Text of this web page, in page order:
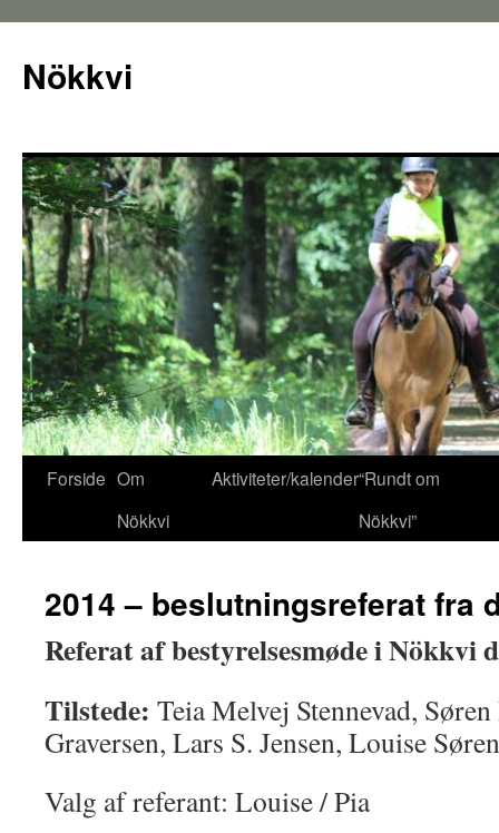
Nökkvi
Forside Om
Nökkvi
Aktiviteter/kalender“Rundt om
Nökkvi”
2014 – beslutningsreferat fra
Referat af bestyrelsesmøde i Nökkvi
Tilstede: Teia Melvej Stennevad,
Graversen, Lars S. Jensen, Louise
Valg af referant: Louise / Pia